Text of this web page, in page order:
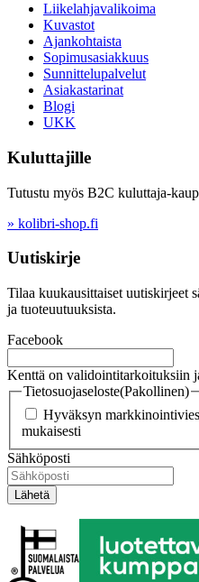
Liikelahjavalikoima
Kuvastot
Ajankohtaista
Sopimusasiakkuus
Sunnittelupalvelut
Asiakastarinat
Blogi
UKK
Kuluttajille
Tutustu myös B2C kuluttaja-
» kolibri-shop.fi
Uutiskirje
Tilaa kuukausittaiset uutiskirjeet
ja tuoteuutuuksista.
Facebook
Kenttä on validointitarkoituksiin
Tietosuojaseloste(Pakollinen)
Hyväksyn
mukaisesti
Sähköposti